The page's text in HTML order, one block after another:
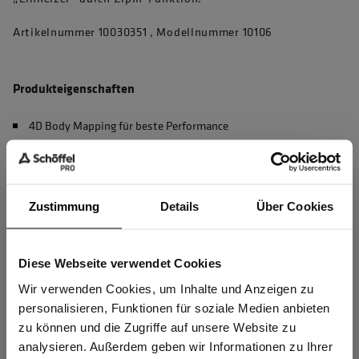
Zustimmung Details Über Cookies
Diese Webseite verwendet Cookies
Wir verwenden Cookies, um Inhalte und Anzeigen zu
personalisieren, Funktionen für soziale Medien anbieten
zu können und die Zugriffe auf unsere Website zu
analysieren. Außerdem geben wir Informationen zu Ihrer
Artikelnummer 10030351 , Modellnummer 10106
Produkteigenschaften
4D Body Mapping für beste Performance
Wasserdichtigkeit und Atmungsaktivität geprüft nach EN
343 Klasse 4/3
ZipIn-System ermöglicht die Integration von Wärmeschicht -
Körperklimas
Abnehmbare, zweifach verstellbare Kapuze
Hochwertiges Jackenfutter für mehr Tragekomfort und
besseres Körperklima
Sind Sie
Gewerbetreibender?
Ich bestätige, dass ich Gewerbetreibender bin. Alle